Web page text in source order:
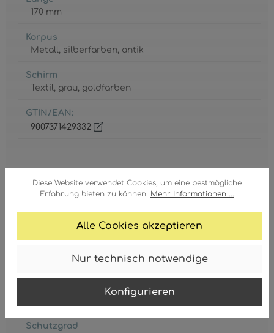
Diese Website verwendet Cookies, um eine bestmögliche
Erfahrung bieten zu können. Mehr Informationen ...
Alle Cookies akzeptieren
Nur technisch notwendige
Konfigurieren
170 mm
Korpus
Metall , silberfarben, antik
Schirm
Textil, grau, goldfarben
GTIN/EAN:
9007371429332
Fassung
max. 25 Watt
Schutzgrad